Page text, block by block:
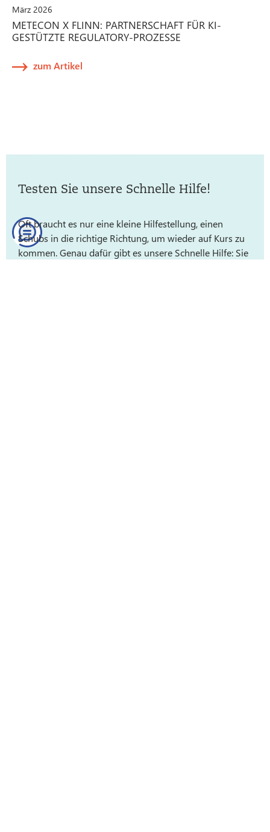
März 2026
METECON X FLINN: PARTNERSCHAFT FÜR KI-
GESTÜTZTE REGULATORY-PROZESSE
zum Artikel
Testen Sie unsere Schnelle Hilfe!
Oft braucht es nur eine kleine Hilfestellung, einen
Schubs in die richtige Richtung, um wieder auf Kurs zu
kommen. Genau dafür gibt es unsere Schnelle Hilfe: Sie